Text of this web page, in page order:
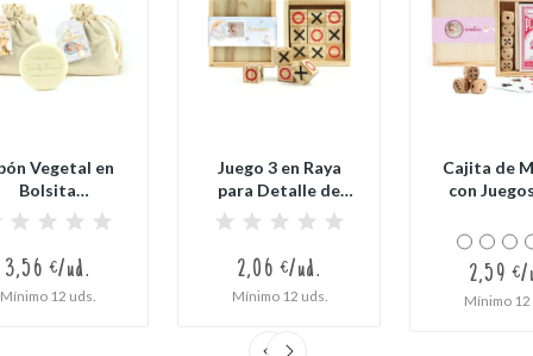
Vegetal en
Bolsita
para...
3,56 €/ud.
Mínimo 12 uds.
Juego 3 en Raya
para Detalle de
Bautizo
2,06 €/ud.
Mínimo 12 uds.
Cajita de
con
2,59 €/
Mínimo 12